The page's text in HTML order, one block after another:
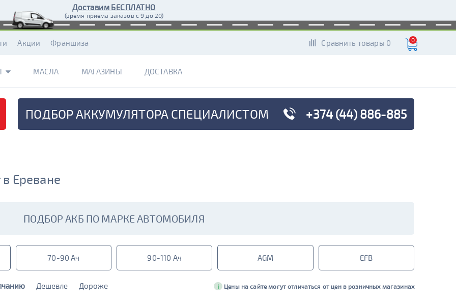
Доставим БЕСПЛАТНО
(время приема заказов с 9 до 20)
Акции Франшиза Сравнить товары 0 0
МАСЛА МАГАЗИНЫ ДОСТАВКА
ПОДБОР АККУМУЛЯТОРА СПЕЦИАЛИСТОМ +374 (44) 886-885
Ереване
ПОДБОР АКБ ПО МАРКЕ АВТОМОБИЛЯ
70-90 Ач 90-110 Ач AGM EFB
Дешевле Дороже i Цены на сайте могут отличаться от цен в розничных магазинах